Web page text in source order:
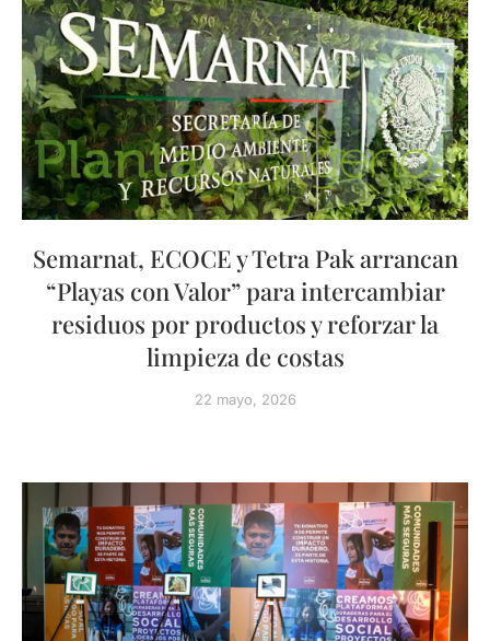
Semarnat, ECOCE y Tetra Pak arrancan
“Playas con Valor” para intercambiar
residuos por productos y reforzar la
limpieza de costas
22 mayo, 2026